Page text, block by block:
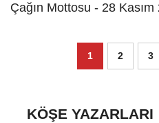
Çağın Mottosu - 28 Kasım
1 2 3
KÖŞE YAZARLARI